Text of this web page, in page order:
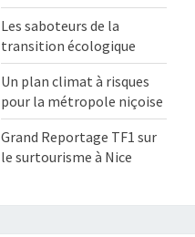
Les saboteurs de la
transition écologique
Un plan climat à risques
pour la métropole niçoise
Grand Reportage TF1 sur
le surtourisme à Nice